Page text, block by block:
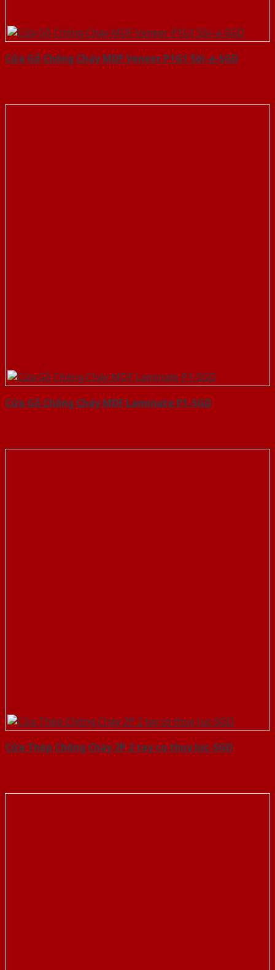
Cửa Gỗ Chống Cháy MDF Veneer P1G1 Sồi-a-SGD
Cửa Gỗ Chống Cháy MDF Laminate P1-SGD
Cửa Thép Chống Cháy 2P 2 tay co thuy luc-SGD